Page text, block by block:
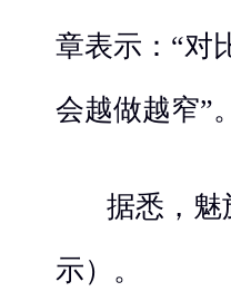
章表示：“对
会越做越窄”。
据悉，魅
示）。